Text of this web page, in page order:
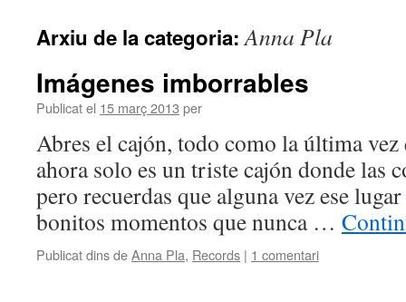
Arxiu de la categoria:Anna Pla
Imágenes imborrables
Publicat el 15 març 2013 per
Abres el cajón, todo como la última
ahora solo es un triste cajón donde las
pero recuerdas que alguna vez ese
bonitos momentos que nunca …
Publicat dins deAnna Pla, Records | 1 comentari